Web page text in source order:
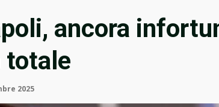
ancora
totale
2025